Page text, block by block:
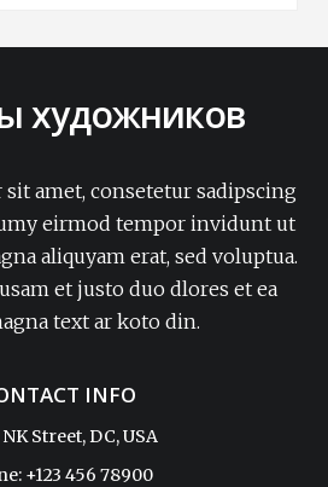
художников
amet, consetetur sadipscing
eirmod tempor invidunt ut
aliquyam erat, sed voluptua.
et justo duo dlores et ea
text ar koto din.
INFO
NK Street, DC, USA
+123 456 78900